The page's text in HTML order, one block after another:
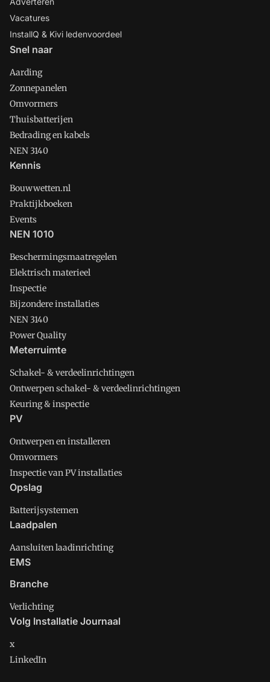
Vacatures
InstallQ & Kivi ledenvoordeel
Snel naar
Aarding
Zonnepanelen
Omvormers
Thuisbatterijen
Bedrading en kabels
NEN 3140
Kennis
Bouwwetten.nl
Praktijkboeken
Events
NEN 1010
Beschermingsmaatregelen
Elektrisch materieel
Inspectie
Bijzondere installaties
NEN 3140
Power Quality
Meterruimte
Schakel- & verdeelinrichtingen
Ontwerpen schakel- & verdeelinrichtingen
Keuring & inspectie
PV
Ontwerpen en installeren
Omvormers
Inspectie van PV installaties
Opslag
Batterijsystemen
Laadpalen
Aansluiten laadinrichting
EMS
Branche
Verlichting
Volg Installatie Journaal
x
LinkedIn